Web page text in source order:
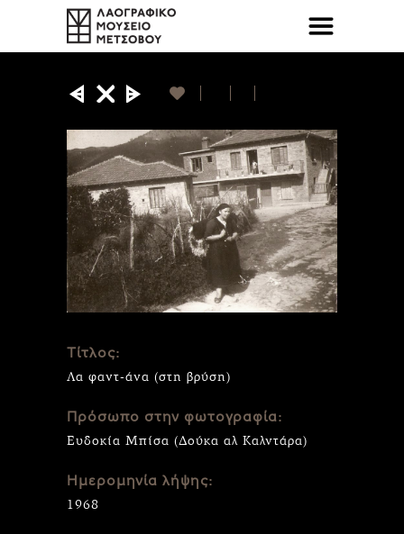
Τίτλος:
Λα φαντ-άνα (στη βρύση)
Πρόσωπο στην φωτογραφία:
Ευδοκία Μπίσα (Δούκα αλ Καλντάρα)
Ημερομηνία λήψης:
1968